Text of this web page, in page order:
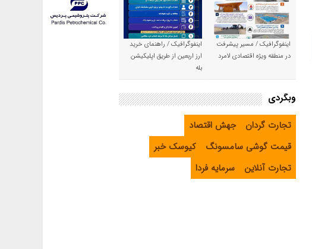
اینفوگرافیک / مسیر پیشرفت
در منطقه ویژه اقتصادی لامرد
اینفوگرافیک / راهنمای خرید
ارز اربعین از طریق اپلیکیشن
بله
وبگردی
تجارت گردان
جهش اقتصاد
قیمت گوشی سامسونگ
کیوسک خبر
تجارت آنلاین
سرمایه فردا